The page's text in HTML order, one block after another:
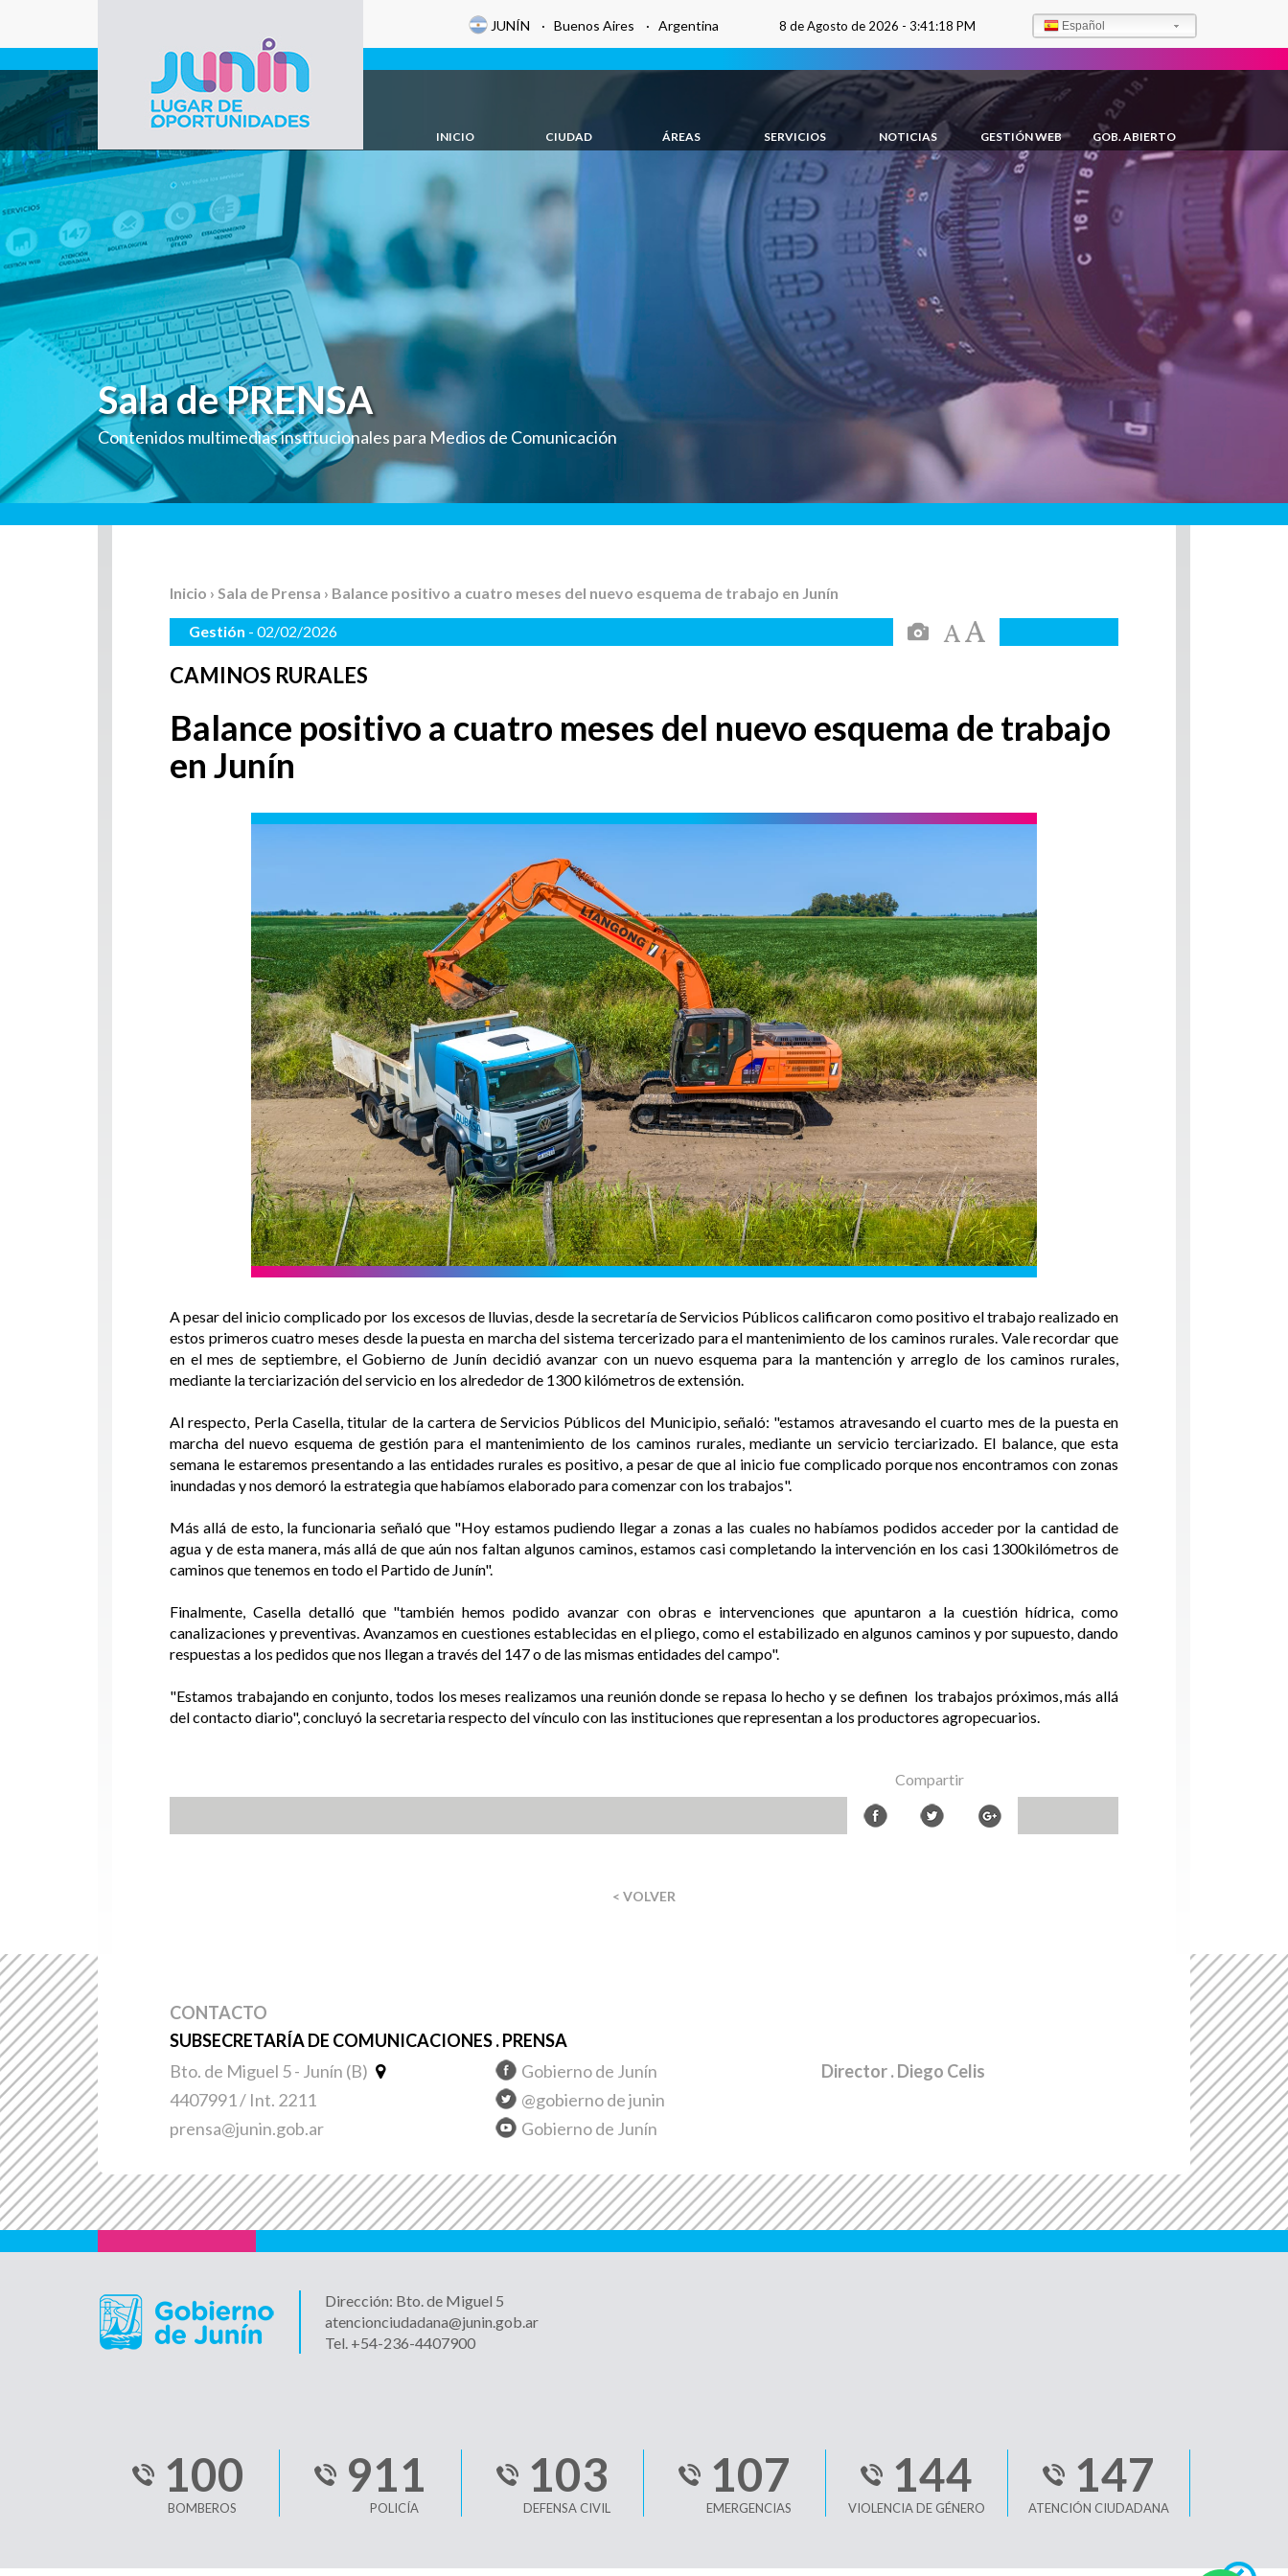
Gobierno de
Junín
JUNÍN · Buenos Aires · Argentina 8 de Agosto de 2026 -3:41:19 PM Español
INICIO CIUDAD ÁREAS SERVICIOS NOTICIAS GESTIÓN WEB GOB. ABIERTO
Sala de PRENSA
Contenidos multimedias institucionales para Medios de Comunicación
Inicio › Sala de Prensa › Balance positivo a cuatro meses del nuevo esquema de trabajo en Junín
Gestión - 02/02/2026
CAMINOS RURALES
Balance positivo a cuatro meses del nuevo esquema de trabajo
en Junín
A pesar del inicio complicado por los excesos de lluvias, desde la secretaría de Servicios Públicos calificaron como positivo el trabajo realizado en
estos primeros cuatro meses desde la puesta en marcha del sistema tercerizado para el mantenimiento de los caminos rurales. Vale recordar que
en el mes de septiembre, el Gobierno de Junín decidió avanzar con un nuevo esquema para la mantención y arreglo de los caminos rurales,
mediante la terciarización del servicio en los alrededor de 1300 kilómetros de extensión.
Al respecto, Perla Casella, titular de la cartera de Servicios Públicos del Municipio, señaló: "estamos atravesando el cuarto mes de la puesta en
marcha del nuevo esquema de gestión para el mantenimiento de los caminos rurales, mediante un servicio terciarizado. El balance, que esta
semana le estaremos presentando a las entidades rurales es positivo, a pesar de que al inicio fue complicado porque nos encontramos con zonas
inundadas y nos demoró la estrategia que habíamos elaborado para comenzar con los trabajos".
Más allá de esto, la funcionaria señaló que "Hoy estamos pudiendo llegar a zonas a las cuales no habíamos podidos acceder por la cantidad de
agua y de esta manera, más allá de que aún nos faltan algunos caminos, estamos casi completando la intervención en los casi 1300kilómetros de
caminos que tenemos en todo el Partido de Junín".
Finalmente, Casella detalló que "también hemos podido avanzar con obras e intervenciones que apuntaron a la cuestión hídrica, como
canalizaciones y preventivas. Avanzamos en cuestiones establecidas en el pliego, como el estabilizado en algunos caminos y por supuesto, dando
respuestas a los pedidos que nos llegan a través del 147 o de las mismas entidades del campo".
"Estamos trabajando en conjunto, todos los meses realizamos una reunión donde se repasa lo hecho y se definen los trabajos próximos, más allá
del contacto diario", concluyó la secretaria respecto del vínculo con las instituciones que representan a los productores agropecuarios.
Compartir
< VOLVER
CONTACTO
SUBSECRETARÍA DE COMUNICACIONES . PRENSA
Bto. de Miguel 5 - Junín (B)
4407991 / Int. 2211
prensa@junin.gob.ar
Gobierno de Junín
@gobierno de junin
Gobierno de Junín
Director. Diego Celis
Dirección: Bto. de Miguel 5
atencionciudadana@junin.gob.ar
Tel. +54-236-4407900
100
BOMBEROS
911
POLICÍA
103
DEFENSA CIVIL
107
EMERGENCIAS
144
VIOLENCIA DE GÉNERO
147
ATENCIÓN CIUDADANA